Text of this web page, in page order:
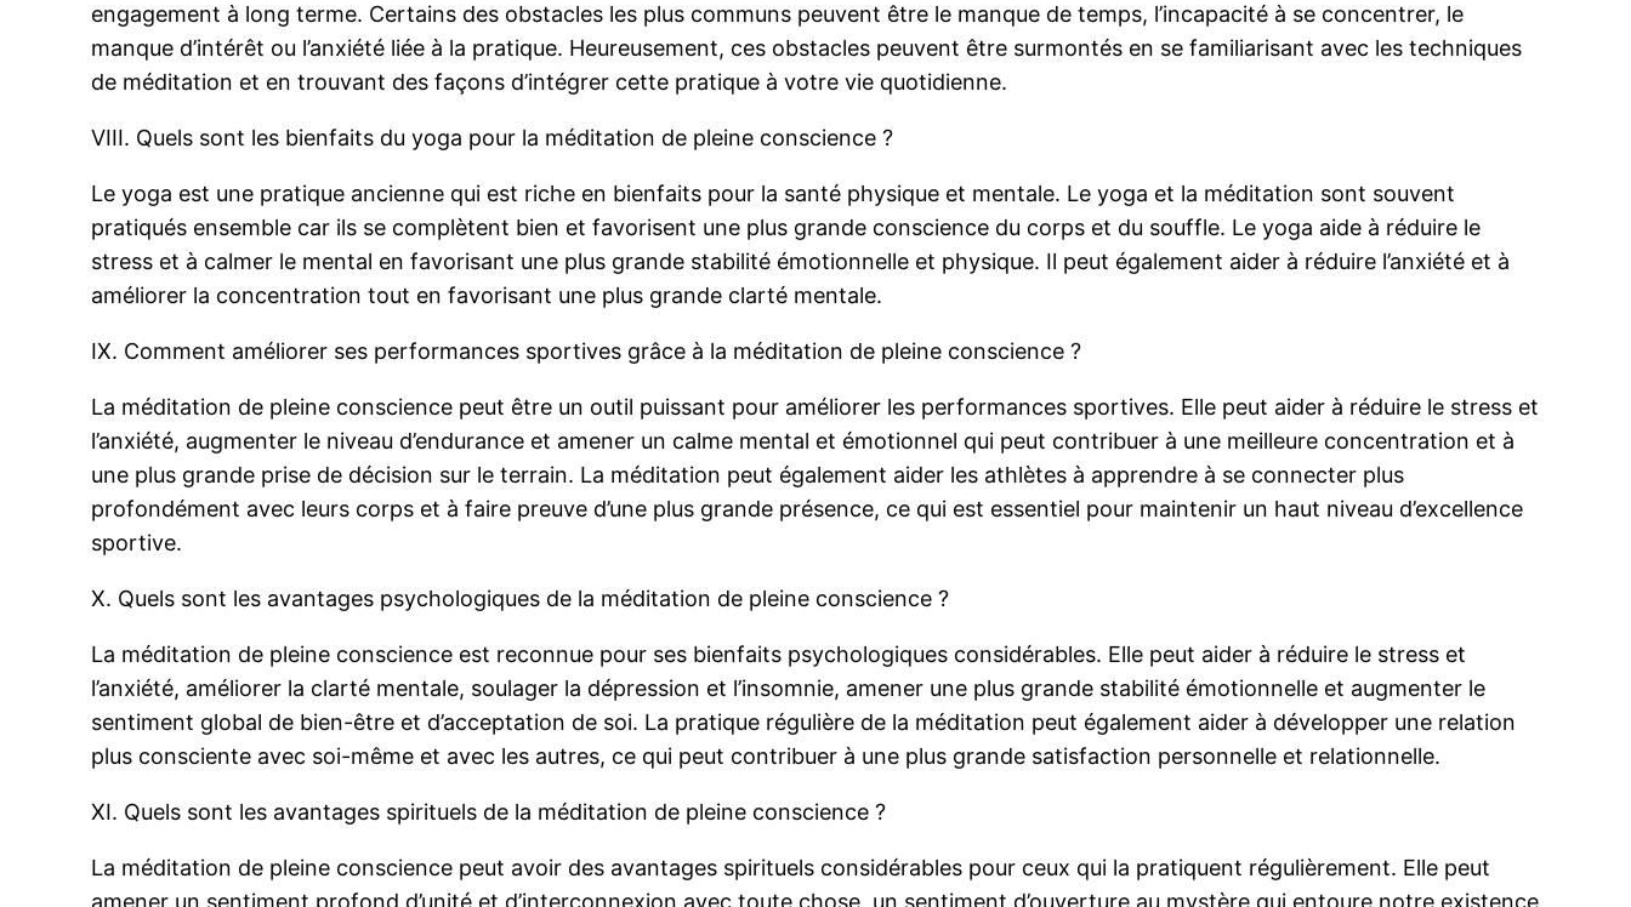
engagement à long terme. Certains des obstacles les plus communs peuvent être le manque de temps, l’incapacité à se concentrer, le
manque d’intérêt ou l’anxiété liée à la pratique. Heureusement, ces obstacles peuvent être surmontés en se familiarisant avec les techniques
de méditation et en trouvant des façons d’intégrer cette pratique à votre vie quotidienne.
VIII. Quels sont les bienfaits du yoga pour la méditation de pleine conscience ?
Le yoga est une pratique ancienne qui est riche en bienfaits pour la santé physique et mentale. Le yoga et la méditation sont souvent
pratiqués ensemble car ils se complètent bien et favorisent une plus grande conscience du corps et du souffle. Le yoga aide à réduire le
stress et à calmer le mental en favorisant une plus grande stabilité émotionnelle et physique. Il peut également aider à réduire l’anxiété et à
améliorer la concentration tout en favorisant une plus grande clarté mentale.
IX. Comment améliorer ses performances sportives grâce à la méditation de pleine conscience ?
La méditation de pleine conscience peut être un outil puissant pour améliorer les performances sportives. Elle peut aider à réduire le stress et
l’anxiété, augmenter le niveau d’endurance et amener un calme mental et émotionnel qui peut contribuer à une meilleure concentration et à
une plus grande prise de décision sur le terrain. La méditation peut également aider les athlètes à apprendre à se connecter plus
profondément avec leurs corps et à faire preuve d’une plus grande présence, ce qui est essentiel pour maintenir un haut niveau d’excellence
sportive.
X. Quels sont les avantages psychologiques de la méditation de pleine conscience ?
La méditation de pleine conscience est reconnue pour ses bienfaits psychologiques considérables. Elle peut aider à réduire le stress et
l’anxiété, améliorer la clarté mentale, soulager la dépression et l’insomnie, amener une plus grande stabilité émotionnelle et augmenter le
sentiment global de bien-être et d’acceptation de soi. La pratique régulière de la méditation peut également aider à développer une relation
plus consciente avec soi-même et avec les autres, ce qui peut contribuer à une plus grande satisfaction personnelle et relationnelle.
XI. Quels sont les avantages spirituels de la méditation de pleine conscience ?
La méditation de pleine conscience peut avoir des avantages spirituels considérables pour ceux qui la pratiquent régulièrement. Elle peut
amener un sentiment profond d’unité et d’interconnexion avec toute chose, un sentiment d’ouverture au mystère qui entoure notre existence